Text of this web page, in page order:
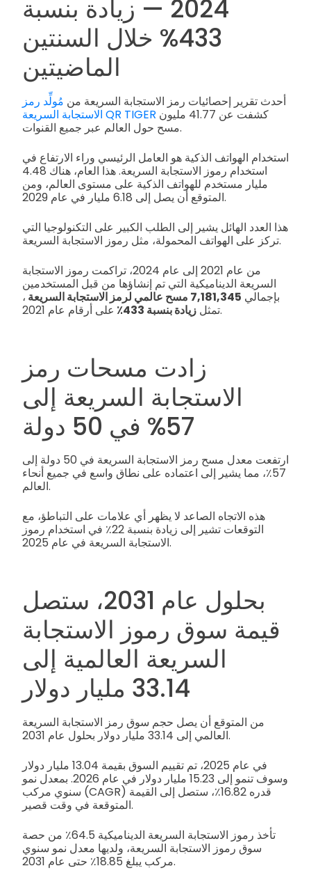
2024 — زيادة بنسبة
433% خلال السنتين
الماضيتين
أحدث تقرير إحصائيات رمز الاستجابة السريعة من مُولِّد رمز
الاستجابة السريعة QR TIGER
مسح حول العالم عبر جميع القنوات.
استخدام الهواتف الذكية هو العامل الرئيسي وراء الارتفاع في
استخدام رموز الاستجابة السريعة. هذا العام، هناك 4.48
مليار مستخدم للهواتف الذكية على مستوى العالم، ومن
المتوقع أن يصل إلى 6.18 مليار في عام 2029.
هذا العدد الهائل يشير إلى الطلب الكبير على التكنولوجيا التي
تركز على الهواتف المحمولة، مثل رموز الاستجابة السريعة.
من عام 2021 إلى عام 2024، تراكمت رموز الاستجابة
السريعة الديناميكية التي تم إنشاؤها من قبل المستخدمين
بإجمالي 7,181,345 مسح عالمي لرمز الاستجابة السريعة
،
تمثل زيادة بنسبة 433٪ على أرقام عام 2021.
زادت مسحات رمز
الاستجابة السريعة إلى
57% في 50 دولة
ارتفعت معدل مسح رمز الاستجابة السريعة في 50 دولة إلى
57٪، مما يشير إلى اعتماده على نطاق واسع في جميع أنحاء
العالم.
هذه الاتجاه الصاعد لا يظهر أي علامات على التباطؤ، مع
التوقعات تشير إلى زيادة بنسبة 22٪ في استخدام رموز
الاستجابة السريعة في عام 2025.
بحلول عام 2031، ستصل
قيمة سوق رموز الاستجابة
السريعة العالمية إلى
33.14 مليار دولار
من المتوقع أن يصل حجم سوق رمز الاستجابة السريعة
العالمي إلى 33.14 مليار دولار بحلول عام 2031.
في عام 2025، تم تقييم السوق بقيمة 13.04 مليار دولار
وسوف تنمو إلى 15.23 مليار دولار في عام 2026. بمعدل نمو
سنوي مركب (CAGR) قدره 16.82٪، ستصل إلى القيمة
المتوقعة في وقت قصير.
تأخذ رموز الاستجابة السريعة الديناميكية 64.5٪ من حصة
سوق رموز الاستجابة السريعة، ولديها معدل نمو سنوي
مركب يبلغ 18.85٪ حتى عام 2031.